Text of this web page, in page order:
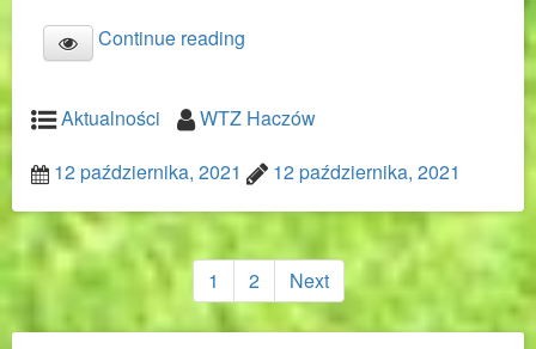
Continue reading
Aktualności
WTZ Haczów
12 października, 2021
12 października, 2021
Nawigacja
po 1 2 Next